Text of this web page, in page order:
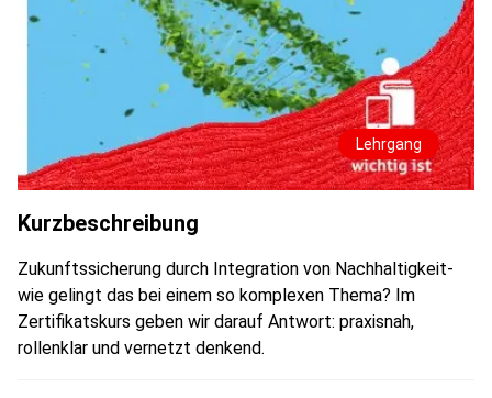
Lehrgang
Kurzbeschreibung
Zukunftssicherung durch Integration von Nachhaltigkeit-
wie gelingt das bei einem so komplexen Thema? Im
Zertifikatskurs geben wir darauf Antwort: praxisnah,
rollenklar und vernetzt denkend.